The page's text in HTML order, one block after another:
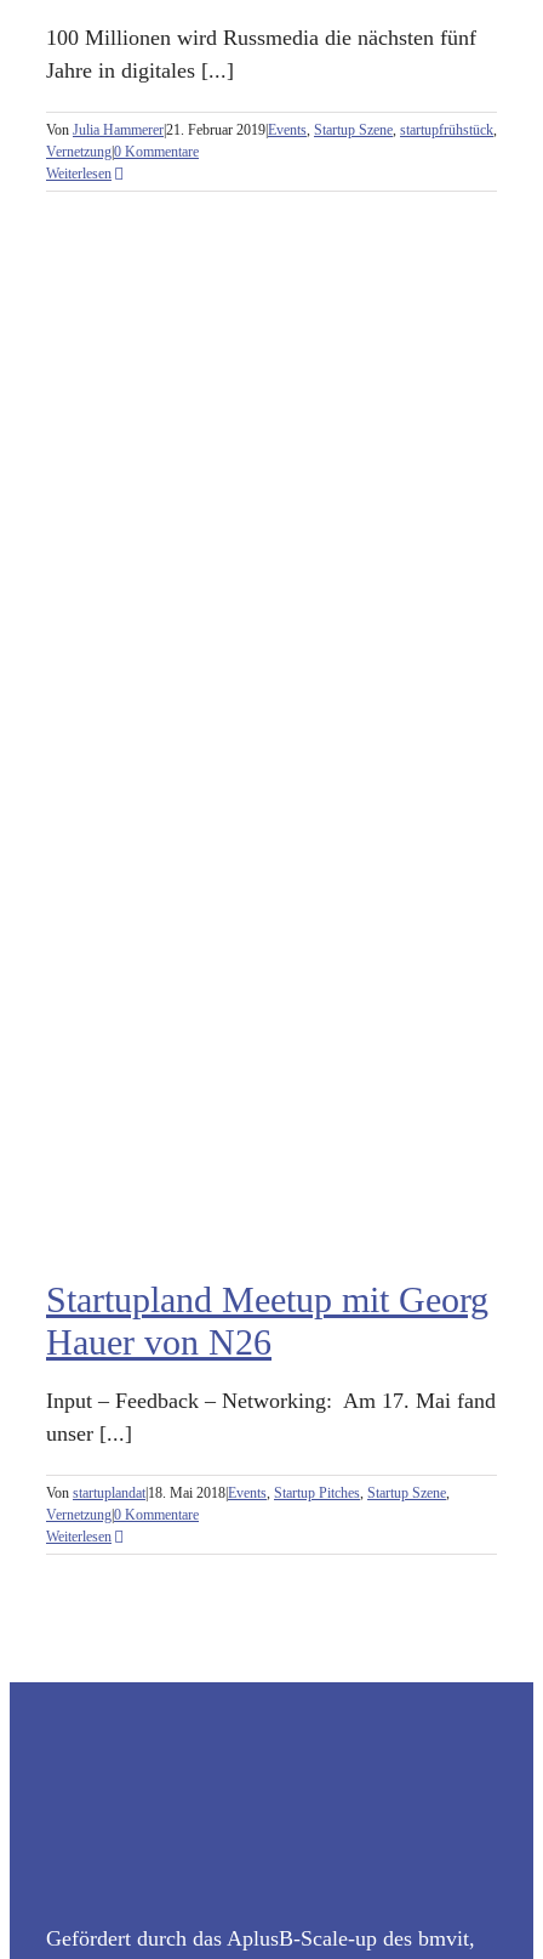
100 Millionen wird Russmedia die nächsten fünf
Jahre in digitales [...]
Von Julia Hammerer21. Februar 2019Events, Startup Szene, startupfrühstück,
Vernetzung0 Kommentare
Weiterlesen
Startupland Meetup mit Georg
Hauer von N26
Input – Feedback – Networking: Am 17. Mai fand
unser [...]
Von startuplandat 18. Mai 2018Events, Startup Pitches, Startup Szene,
Vernetzung0 Kommentare
Weiterlesen
Gefördert durch das AplusB-Scale-up des bmvit,